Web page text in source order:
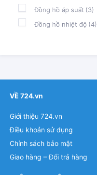
Đồng hồ áp suất (3)
Đồng hồ nhiệt độ (4)
VỀ 724.vn
Giới thiệu 724.vn
Điều khoản sử dụng
Chính sách bảo mật
Giao hàng – Đổi trả hàng